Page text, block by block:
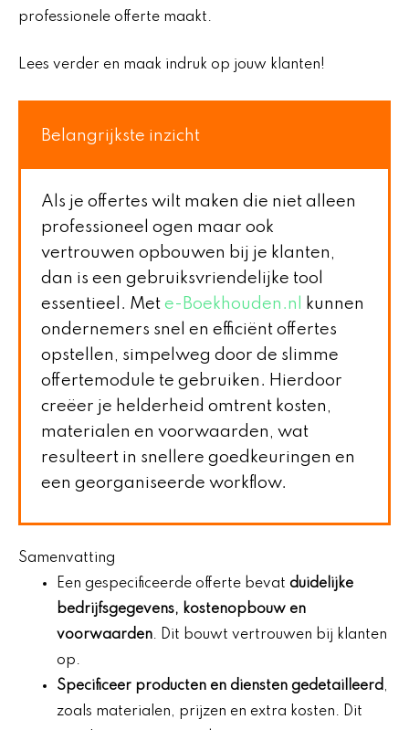
professionele offerte maakt.
Lees verder en maak indruk op jouw klanten!
Belangrijkste inzicht
Als je offertes wilt maken die niet alleen
professioneel ogen maar ook
vertrouwen opbouwen bij je klanten,
dan is een gebruiksvriendelijke tool
essentieel. Met e-Boekhouden.nl
kunnen
ondernemers snel en efficiënt offertes
opstellen, simpelweg door de slimme
offertemodule te gebruiken. Hierdoor
creëer je helderheid omtrent kosten,
materialen en voorwaarden, wat
resulteert in snellere goedkeuringen en
een georganiseerde workflow.
Samenvatting
Een gespecificeerde offerte bevat duidelijke
bedrijfsgegevens, kostenopbouw en
voorwaarden. Dit bouwt vertrouwen bij klanten
op.
Specificeer producten en diensten gedetailleerd ,
zoals materialen, prijzen en extra kosten. Dit